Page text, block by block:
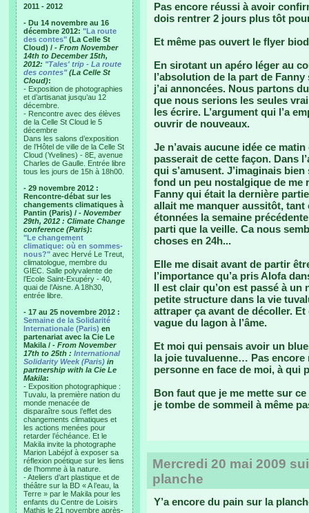
2011 - 2012
- Du 14 novembre au 16
décembre 2012: "La route
des contes" (La Celle St
Cloud) / - From November
14th to December 15th,
2012: "Tales' trip - La route
des contes"(La Celle St
Cloud):
- Exposition de photographies
et d’artisanat jusqu’au 12
décembre.
- Rencontre avec des élèves
de la Celle St Cloud le 5
décembre
Dans les salons d’exposition
de l’Hôtel de ville de la Celle St
Cloud (Yvelines) - 8E, avenue
Charles de Gaulle. Entrée libre
tous les jours de 15h à 18h00.
- 29 novembre 2012 :
Rencontre-débat sur les
changements climatiques à
Pantin (Paris) / - November
29th, 2012 : Climate Change
conference (Paris):
"Le changement
climatique: où en sommes-
nous?" avec Hervé Le Treut,
climatologue, membre du
GIEC. Salle polyvalente de
l’Ecole Saint-Exupéry - 40,
quai de l’Aisne. A 18h30,
entrée libre.
- 17 au 25 novembre 2012 :
Semaine de la Solidarité
Internationale (Paris) en
partenariat avec la Cie Le
Makila / - From November
17th to 25th : International
Solidarity Week (Paris) in
partnership with la Cie Le
Makila:
- Exposition photographique :
Tuvalu, la première nation du
monde menacée de
disparaître sous l’effet des
changements climatiques et
les actions menées pour
retarder l’échéance. Et le
Makila invite la photographe
Marion Labéjof à exposer sa
réflexion poétique sur les liens
de l’homme à la nature.
- Ateliers d’art plastique et de
théâtre sur la BD « A l’eau, la
Terre » par le Makila pour les
enfants du Centre de Loisirs
Mathis le 21 novembre après-
Pas encore réussi à avoir
dois rentrer 2 jours plus tôt
Et même pas ouvert le flyer
En sirotant un apéro léger au
l’absolution de la part de
j’ai annoncées. Nous partons
que nous serions les seules
les écrire. L’argument qui l’a
ouvrir de nouveaux.
Je n’avais aucune idée ce
passerait de cette façon. Dans
qui s’amusent. J’imaginais
fond un peu nostalgique de me
Fanny qui était la dernière
allait me manquer aussitôt,
étonnées la semaine
parti que la veille. Ca nous
choses en 24h...
Elle me disait avant de partir
l’importance qu’a pris Alofa
Il est clair qu’on est passé à
petite structure dans la vie
attraper ça avant de décoller.
vague du lagon à l’âme.
Et moi qui pensais avoir un
la joie tuvaluenne… Pas encore
personne en face de moi, à qui
Bon faut que je me mette sur
je tombe de sommeil à même
Mercredi 20 mai 2009
planche
Y’a encore du pain sur la